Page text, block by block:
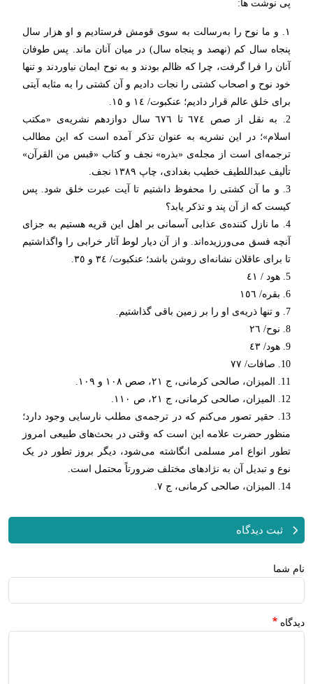
پی نوشت ها:
١. و ما نوح را به‌رسالت به سوی قومش فرستادیم و او هزار سال
پنجاه سال کم (نهصد و پنجاه سال) در میان آنان ماند. پس طوفان
آنان را فرا گرفت، چرا که ظالم بودند و به نوح ایمان نیاوردند و تنها
خود نوح و اصحاب کشتی را نجات دادیم و آن کشتی را به مثابه آیتی
برای خلق عالم قرار دادیم؛ عنکبوت/ ١٤ و ١٥.
2. به نقل از صص ٦٧٤ تا ٦٧٦ سال دوازدهم نشریه‌ی «مکتب
اسلام»؛ در این نشریه به عنوان تذکر آمده است که این مطالب
ترجمه‌ای است از مجله‌ی «بذره» نجف و کتاب «قبس من القرآن»
تألیف عبداللطیف خطیب بغدادی، چاپ ١٣٨٩ نجف.
3. و ما آن کشتی را محفوظ داشتیم تا آیت عبرت خلق شود. پس
کیست که از آن پند و تذکر یابد؟
4. ما نازل کننده‌ی عذابی آسمانی بر اهل این قریه هستیم به جزای
آنچه فسق می‌ورزیده‌اند. و از آن دیار لوط آثار خرابی را واگذاشتیم
تا برای عاقلان نشانه‌ای روشن باشد؛ عنکبوت/ ٣٤ و ٣٥.
5. هود / ٤١
6. بقره/ ١٥٦
7. و تنها ذریه‌ی او را بر زمین باقی گذاشتیم.
8. نوح/ ٢٦
9. هود/ ٤٣
10. صافات/ ٧٧
11. المیزان، صالحی کرمانی، ج ٢١، صص ١٠٨ و ١٠٩.
12. المیزان، صالحی کرمانی، ج ٢١، ص ١١٠.
13. حقیر تصور می‌کنم که در ترجمه‌ی مطلب نارسایی وجود دارد؛
منظور حضرت علامه این است که وقتی در بحث‌های طبیعی امروز
تطور انواع امر مسلمی انگاشته می‌شود، دیگر بروز تطور در یک
نوع و تبدیل آن به نژادهای مختلف ضرورتاً محتمل است.
14. المیزان، صالحی کرمانی، ج ٧.
ثبت دیدگاه
نام شما
دیدگاه